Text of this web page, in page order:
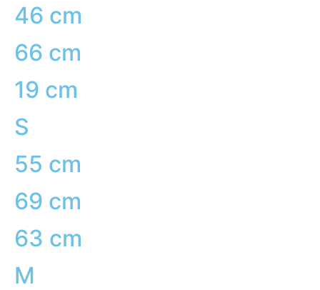
46 cm
66 cm
19 cm
S
55 cm
69 cm
63 cm
M